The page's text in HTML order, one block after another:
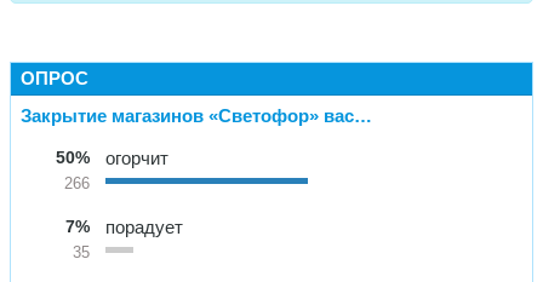
ОПРОС
Закрытие магазинов «Светофор» вас…
50%
266
огорчит
7%
35
порадует